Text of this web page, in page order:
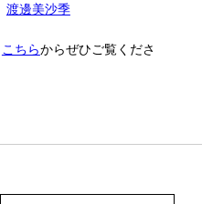
渡邊美沙季
こちらからぜひご覧くださ